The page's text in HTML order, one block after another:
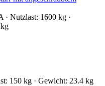
Nutzlast: 1600 kg ·
150 kg · Gewicht: 23.4 kg